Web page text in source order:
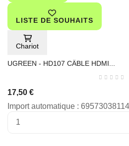
LISTE DE SOUHAITS
Chariot
UGREEN - HD107 CÂBLE HDMI...
17,50 €
Import automatique :